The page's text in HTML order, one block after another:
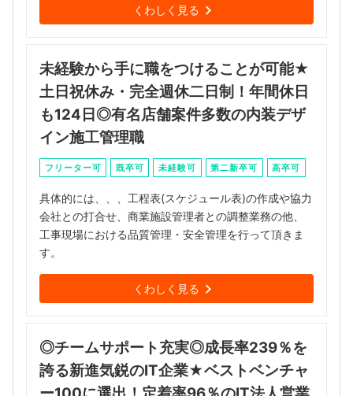
くわしく見る
未経験から手に職をつけることが可能★
土日祝休み・完全週休二日制！年間休日
も124日◎有名店舗案件多数の内装デザ
イン施工管理職
フリーター可 既卒可 未経験可 第二新卒可 高卒可
具体的には、、、工程表(スケジュール表)の作成や協力
会社との打合せ、商業施設管理者との調整業務の他、
工事現場における品質管理・安全管理を行って頂きま
す。
くわしく見る
◎チームサポート充実◎成長率239％を
誇る新進気鋭のIT企業★ベストベンチャ